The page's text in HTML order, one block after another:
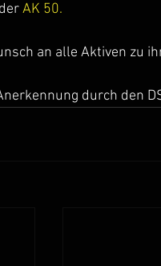
der AK 50.
an alle Aktiven zu
durch den